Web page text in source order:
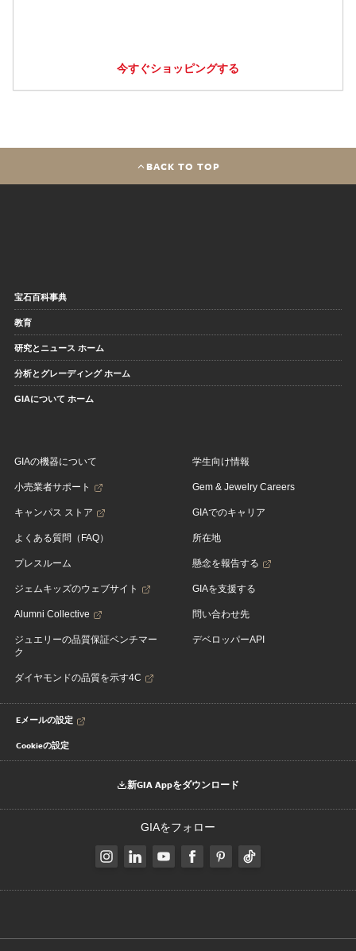
今すぐショッピングする
BACK TO TOP
宝石百科事典
教育
研究とニュース ホーム
分析とグレーディング ホーム
GIAについて ホーム
GIAの機器について
小売業者サポート
キャンパス ストア
よくある質問（FAQ）
プレスルーム
ジェムキッズのウェブサイト
Alumni Collective
ジュエリーの品質保証ベンチマー
ク
ダイヤモンドの品質を示す4C
学生向け情報
Gem & Jewelry Careers
GIAでのキャリア
所在地
懸念を報告する
GIAを支援する
問い合わせ先
デベロッパーAPI
Eメールの設定
Cookieの設定
新GIA Appをダウンロード
GIAをフォロー